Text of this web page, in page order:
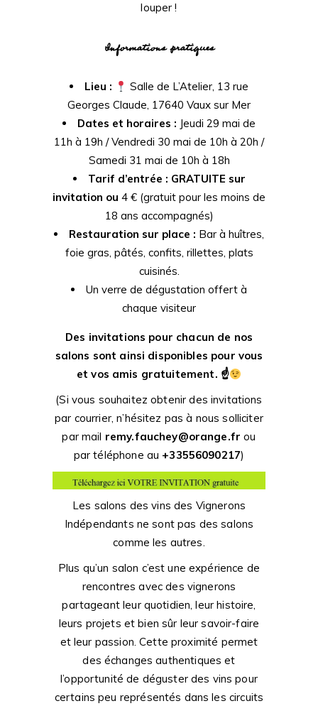
louper !
Informations pratiques
Lieu :
Salle de L’Atelier, 13 rue
Georges Claude, 17640 Vaux sur Mer
Dates et horaires : Jeudi 29 mai de
11h à 19h / Vendredi 30 mai de 10h à 20h /
Samedi 31 mai de 10h à 18h
Tarif d’entrée : GRATUITE sur
invitation ou 4 € (gratuit pour les moins de
18 ans accompagnés)
Restauration sur place : Bar à huîtres,
foie gras, pâtés, confits, rillettes, plats
cuisinés.
Un verre de dégustation offert à
chaque visiteur
Des invitations pour chacun de nos
salons sont ainsi disponibles pour vous
et vos amis gratuitement. ☝
(Si vous souhaitez obtenir des invitations
par courrier, n’hésitez pas à nous solliciter
par mail remy.fauchey@orange.fr ou
par téléphone au +33556090217)
Les salons des vins des Vignerons
Indépendants ne sont pas des salons
comme les autres.
Plus qu’un salon c’est une expérience de
rencontres avec des vignerons
partageant leur quotidien, leur histoire,
leurs projets et bien sûr leur savoir-faire
et leur passion. Cette proximité permet
des échanges authentiques et
l’opportunité de déguster des vins pour
certains peu représentés dans les circuits